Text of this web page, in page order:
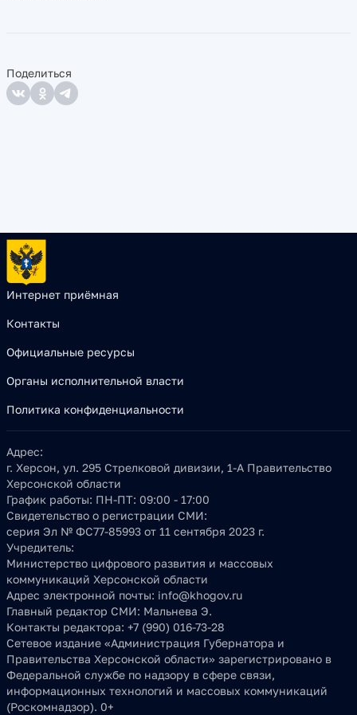
Поделиться
Интернет приёмная
Контакты
Официальные ресурсы
Органы исполнительной власти
Политика конфиденциальности
Адрес:
г. Херсон, ул. 295 Стрелковой дивизии, 1-А Правительство
Херсонской области
График работы: ПН-ПТ: 09:00 - 17:00
Свидетельство о регистрации СМИ:
серия Эл № ФС77-85993 от 11 сентября 2023 г.
Учредитель:
Министерство цифрового развития и массовых
коммуникаций Херсонской области
Адрес электронной почты: info@khogov.ru
Главный редактор СМИ: Мальнева Э.
Контакты редактора: +7 (990) 016-73-28
Сетевое издание «Администрация Губернатора и
Правительства Херсонской области» зарегистрировано в
Федеральной службе по надзору в сфере связи,
информационных технологий и массовых коммуникаций
(Роскомнадзор). 0+